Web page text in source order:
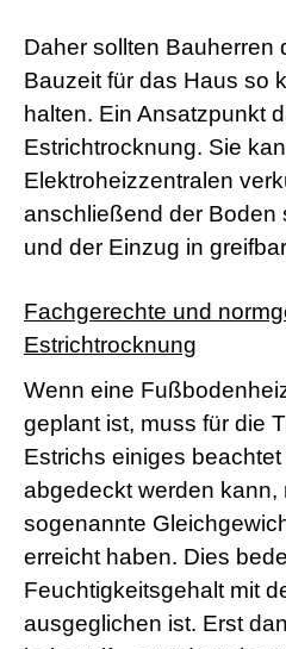
Daher sollten Bauherren
Bauzeit für das Haus so
halten. Ein Ansatzpunkt
Estrichtrocknung. Sie
Elektroheizzentralen
anschließend der Boden
und der Einzug in
Fachgerechte und
Estrichtrocknung
Wenn eine
geplant ist, muss für die
Estrichs einiges
abgedeckt werden kann,
sogenannte
erreicht haben. Dies
Feuchtigkeitsgehalt mit
ausgeglichen ist. Erst